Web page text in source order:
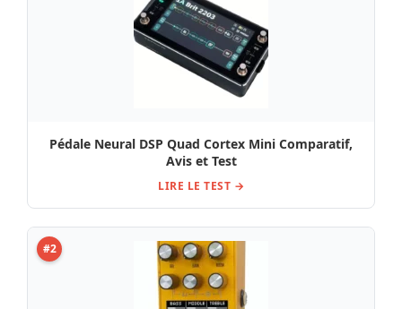
Pédale Neural DSP Quad Cortex Mini Comparatif,
Avis et Test
LIRE LE TEST →
#2